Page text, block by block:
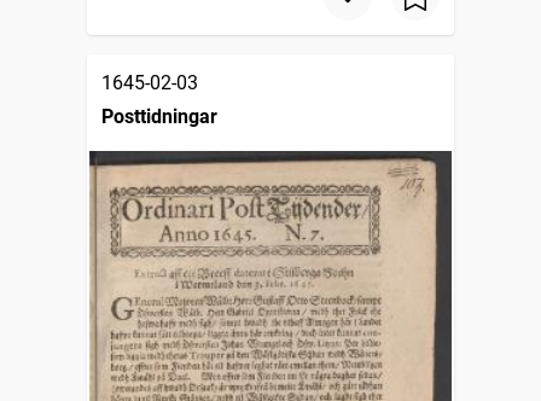
1645-02-03
Posttidningar